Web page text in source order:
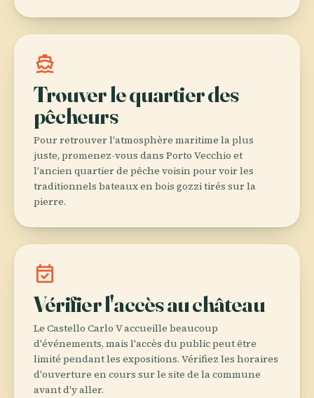
directions_boat
Trouver le quartier des
pêcheurs
Pour retrouver l'atmosphère maritime la plus
juste, promenez-vous dans Porto Vecchio et
l'ancien quartier de pêche voisin pour voir les
traditionnels bateaux en bois gozzi tirés sur la
pierre.
event_available
Vérifier l'accès au château
Le Castello Carlo V accueille beaucoup
d'événements, mais l'accès du public peut être
limité pendant les expositions. Vérifiez les horaires
d'ouverture en cours sur le site de la commune
avant d'y aller.